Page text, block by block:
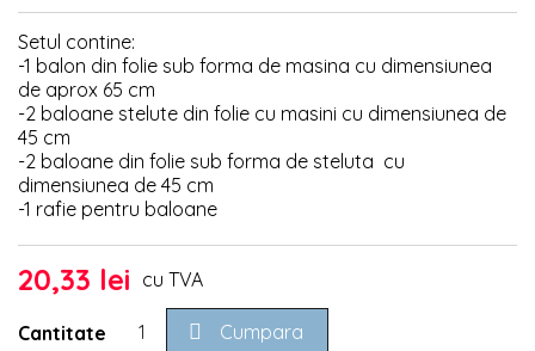
Setul contine:
-1 balon din folie sub forma de masina cu dimensiunea
de aprox 65 cm
-2 baloane stelute din folie cu masini cu dimensiunea de
45 cm
-2 baloane din folie sub forma de steluta cu
dimensiunea de 45 cm
-1 rafie pentru baloane
20,33 lei cu TVA
Cantitate  Cumpara